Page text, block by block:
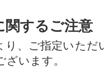
関するご注意
、ご指定いただ
います。